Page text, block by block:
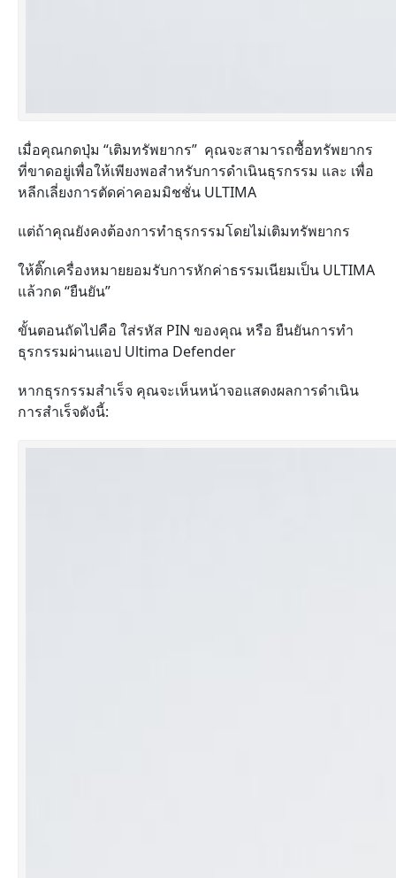
เมื่อคุณกดปุ่ม “เติมทรัพยากร” คุณจะสามารถซื้อทรัพยากร
ที่ขาดอยู่เพื่อให้เพียงพอสำหรับการดำเนินธุรกรรม และ เพื่อ
หลีกเลี่ยงการตัดค่าคอมมิชชั่น ULTIMA
แต่ถ้าคุณยังคงต้องการทำธุรกรรมโดยไม่เติมทรัพยากร
ให้ติ๊กเครื่องหมายยอมรับการหักค่าธรรมเนียมเป็น ULTIMA
แล้วกด “ยืนยัน”
ขั้นตอนถัดไปคือ ใส่รหัส PIN ของคุณ หรือ ยืนยันการทำ
ธุรกรรมผ่านแอป Ultima Defender
หากธุรกรรมสำเร็จ คุณจะเห็นหน้าจอแสดงผลการดำเนิน
การสำเร็จดังนี้: